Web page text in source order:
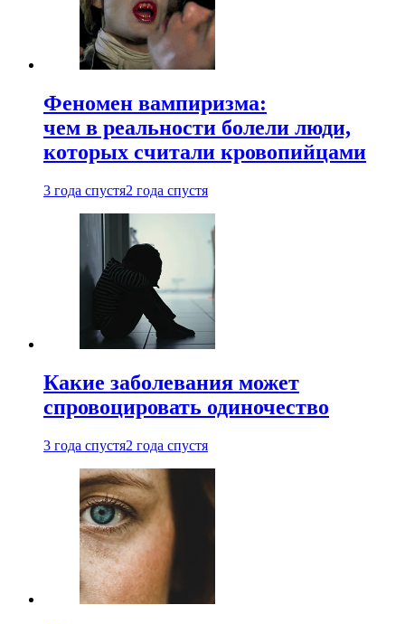
Феномен вампиризма:
чем в реальности болели люди,
которых считали кровопийцами
3 года спустя2 года спустя
Какие заболевания может
спровоцировать одиночество
3 года спустя2 года спустя